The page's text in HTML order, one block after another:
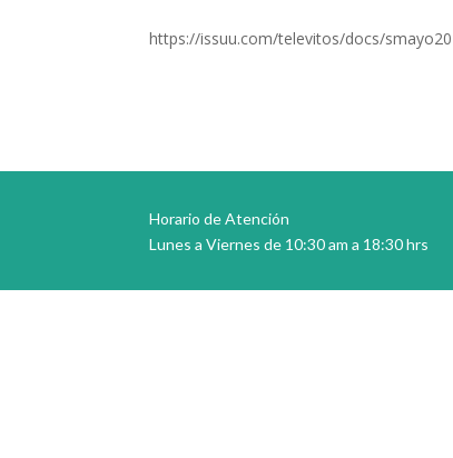
https://issuu.com/televitos/docs/
Horario de Atención
Lunes a Viernes de 10:30 am a 18:30 hrs